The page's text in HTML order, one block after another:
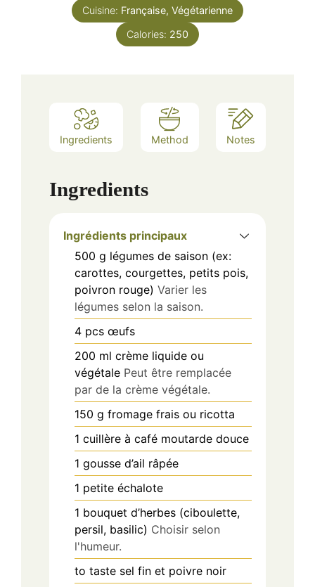
Cuisine: Française, Végétarienne
Calories: 250
Ingredients Method Notes
Ingredients
Ingrédients principaux
500 g légumes de saison (ex:
carottes, courgettes, petits pois,
poivron rouge) Varier les
légumes selon la saison.
4 pcs œufs
200 ml crème liquide ou
végétale Peut être remplacée
par de la crème végétale.
150 g fromage frais ou ricotta
1 cuillère à café moutarde douce
1 gousse d’ail râpée
1 petite échalote
1 bouquet d’herbes (ciboulette,
persil, basilic) Choisir selon
l'humeur.
to taste sel fin et poivre noir